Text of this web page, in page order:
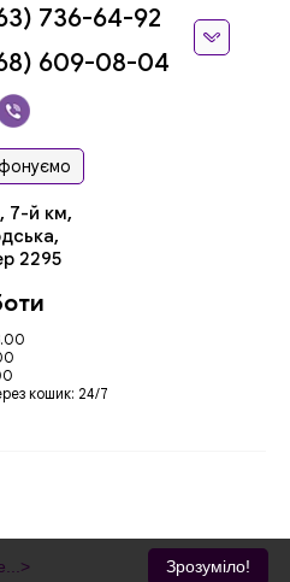
736-64-92
609-08-04
7-й км,
2295
кошик: 24/7
Зрозуміло!